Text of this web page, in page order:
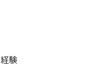
ーとして関われるポ
験